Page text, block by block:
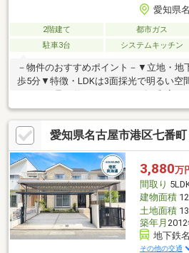
愛知県
2階建て 都市ガス
駐車3台
システムキッチン
－物件のおすすめポイント－▼立地・地
歩5分▼特徴・LDKは3面採光で明るい空
以上、主寝室は約10帖の広さ・2階にサ
各洋室・和室等に収納スペース有・浴室
ズ・浴室・階段・各階トイレは手すり付
による)▼周辺環境・港楽小学校 徒歩3分
徒歩8分(約600m)■ ご希望の住まい探しを
━━━━━・・・物件の詳細・ご相談は
ださい。
愛知県名古屋市港区七番
3,880万
間取り
建物面積
土地面積
築年月
地下鉄
その他の交通